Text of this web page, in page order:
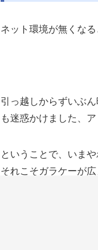
ネット環境が無くな
引っ越しからずいぶ
も迷惑かけました、
ということで、いま
それこそガラケーが